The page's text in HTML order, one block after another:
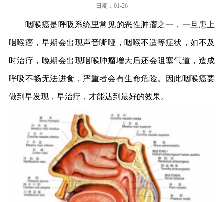
日期：01-26
咽喉癌是呼吸系统里常见的恶性肿瘤之一，一旦患上
咽喉癌，早期会出现声音嘶哑，咽喉不适等症状，如不及
时治疗，晚期会出现咽喉肿瘤增大后还会阻塞气道，造成
呼吸不畅无法进食，严重者会有生命危险。因此咽喉癌要
做到早发现，早治疗，才能达到最好的效果。